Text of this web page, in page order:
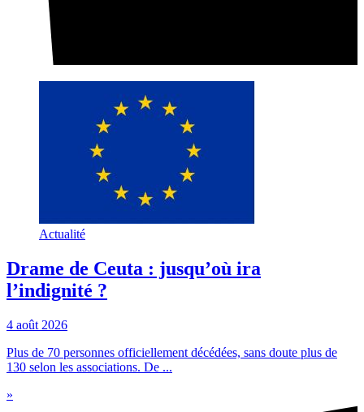
Actualité
Drame de Ceuta : jusqu’où ira
l’indignité ?
4 août 2026
Plus de 70 personnes officiellement décédées, sans doute plus de
130 selon les associations. De ...
»